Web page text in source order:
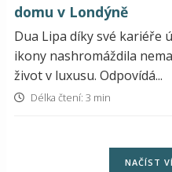
domu v Londýně
Dua Lipa díky své kariéře
ikony nashromáždila
život v luxusu. Odpovídá...
Délka čtení: 3 min
NAČÍST